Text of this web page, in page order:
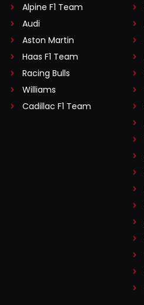
Alpine F1 Team
Audi
Aston Martin
Haas F1 Team
Racing Bulls
Williams
Cadillac F1 Team